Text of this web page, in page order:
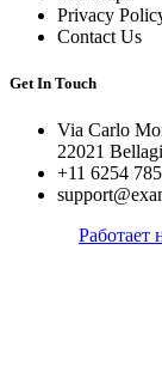
Privacy
Contact Us
Get In Touch
Via Carlo
22021
+11 6254
Работает